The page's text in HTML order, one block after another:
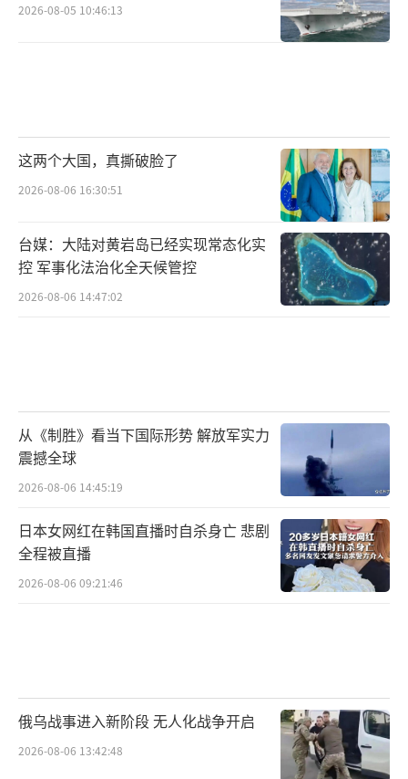
表态，只有永远需要的利益联结。德方：默茨
2026-08-05 10:46:13
这两个大国，真撕破脸了
2026-08-06 16:30:51
台媒：大陆对黄岩岛已经实现常态化实
控 军事化法治化全天候管控
2026-08-06 14:47:02
从《制胜》看当下国际形势 解放军实力
震撼全球
2026-08-06 14:45:19
日本女网红在韩国直播时自杀身亡 悲剧
全程被直播
2026-08-06 09:21:46
俄乌战事进入新阶段 无人化战争开启
2026-08-06 13:42:48